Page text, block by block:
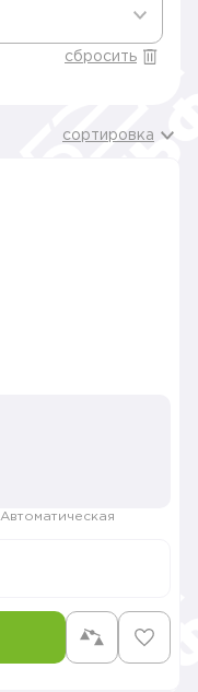
сбросить
сортировка
Автоматическая